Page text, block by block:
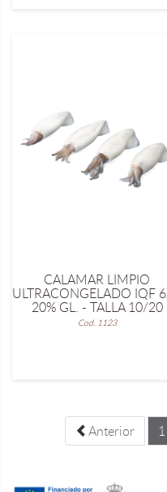
CALAMAR LIMPIO
ULTRACONGELADO IQF
20% GL. - TALLA 10/20
Cod. 1123
Anterior 1